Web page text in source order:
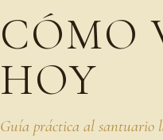
CÓMO
HOY
Guía práctica al santuario